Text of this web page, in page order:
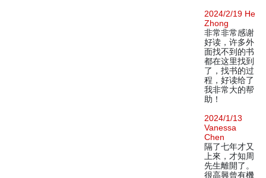
2024/2/19 He
Zhong
非常非常感谢
好读，许多外
面找不到的书
都在这里找到
了，找书的过
程，好读给了
我非常大的帮
助！
2024/1/13
Vanessa
Chen
隔了七年才又
上來，才知周
先生離開了。
很高興曾有機